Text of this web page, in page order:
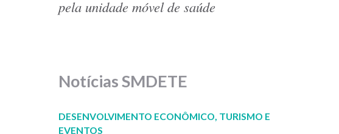
pela unidade móvel de saúde
Notícias SMDETE
DESENVOLVIMENTO ECONÔMICO, TURISMO E
EVENTOS